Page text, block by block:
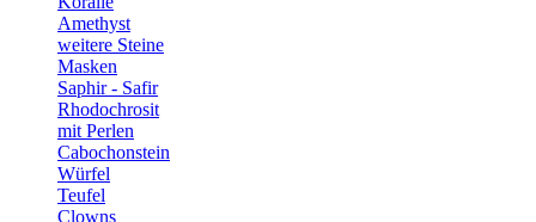
Amethyst
weitere Steine
Masken
Saphir - Safir
Rhodochrosit
mit Perlen
Cabochonstein
Würfel
Teufel
Clowns